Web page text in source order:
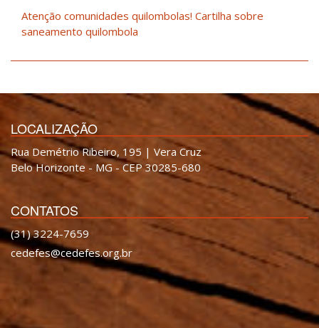
Atenção comunidades quilombolas! Cartilha sobre
saneamento quilombola
LOCALIZAÇÃO
Rua Demétrio Ribeiro, 195 | Vera Cruz
Belo Horizonte - MG - CEP 30285-680
CONTATOS
(31) 3224-7659
cedefes@cedefes.org.br